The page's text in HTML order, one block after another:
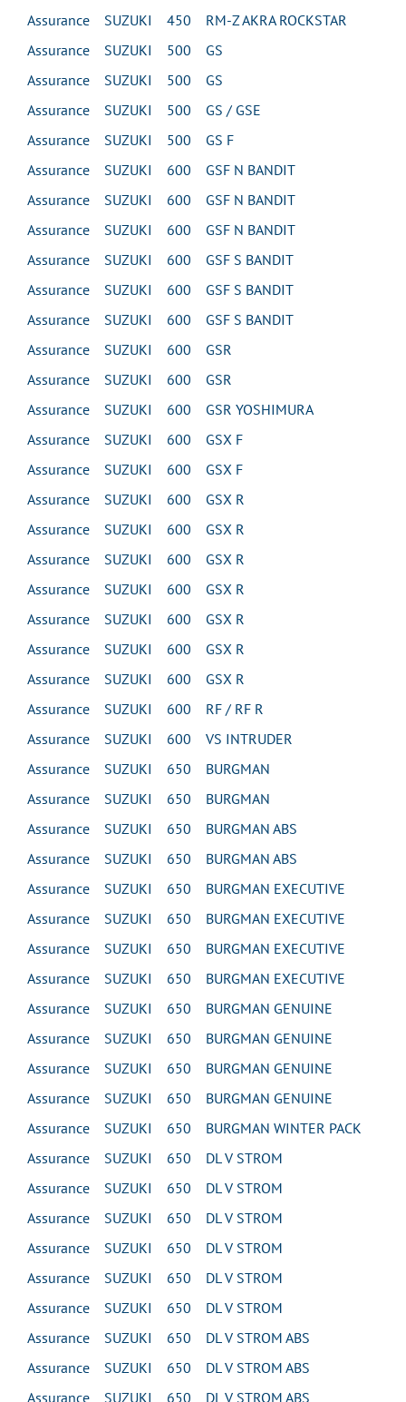
Assurance SUZUKI 450 RM-Z AKRA ROCKSTAR
Assurance SUZUKI 500 GS
Assurance SUZUKI 500 GS
Assurance SUZUKI 500 GS / GSE
Assurance SUZUKI 500 GS F
Assurance SUZUKI 600 GSF N BANDIT
Assurance SUZUKI 600 GSF N BANDIT
Assurance SUZUKI 600 GSF N BANDIT
Assurance SUZUKI 600 GSF S BANDIT
Assurance SUZUKI 600 GSF S BANDIT
Assurance SUZUKI 600 GSF S BANDIT
Assurance SUZUKI 600 GSR
Assurance SUZUKI 600 GSR
Assurance SUZUKI 600 GSR YOSHIMURA
Assurance SUZUKI 600 GSX F
Assurance SUZUKI 600 GSX F
Assurance SUZUKI 600 GSX R
Assurance SUZUKI 600 GSX R
Assurance SUZUKI 600 GSX R
Assurance SUZUKI 600 GSX R
Assurance SUZUKI 600 GSX R
Assurance SUZUKI 600 GSX R
Assurance SUZUKI 600 GSX R
Assurance SUZUKI 600 RF / RF R
Assurance SUZUKI 600 VS INTRUDER
Assurance SUZUKI 650 BURGMAN
Assurance SUZUKI 650 BURGMAN
Assurance SUZUKI 650 BURGMAN ABS
Assurance SUZUKI 650 BURGMAN ABS
Assurance SUZUKI 650 BURGMAN EXECUTIVE
Assurance SUZUKI 650 BURGMAN EXECUTIVE
Assurance SUZUKI 650 BURGMAN EXECUTIVE
Assurance SUZUKI 650 BURGMAN EXECUTIVE
Assurance SUZUKI 650 BURGMAN GENUINE
Assurance SUZUKI 650 BURGMAN GENUINE
Assurance SUZUKI 650 BURGMAN GENUINE
Assurance SUZUKI 650 BURGMAN GENUINE
Assurance SUZUKI 650 BURGMAN WINTER PACK
Assurance SUZUKI 650 DL V STROM
Assurance SUZUKI 650 DL V STROM
Assurance SUZUKI 650 DL V STROM
Assurance SUZUKI 650 DL V STROM
Assurance SUZUKI 650 DL V STROM
Assurance SUZUKI 650 DL V STROM
Assurance SUZUKI 650 DL V STROM ABS
Assurance SUZUKI 650 DL V STROM ABS
Assurance SUZUKI 650 DL V STROM ABS